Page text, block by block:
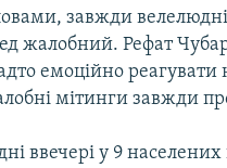
завжди
жалобний. Рефат
емоційно реагувати
мітинги завжди
ввечері у 9